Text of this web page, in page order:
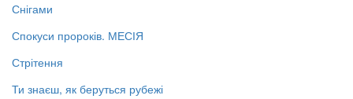
Снігами
Спокуси пророків. МЕСІЯ
Стрітення
Ти знаєш, як беруться рубежі